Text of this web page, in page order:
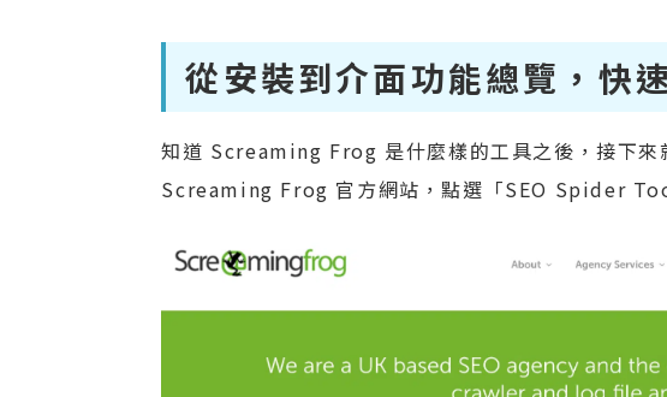
從安裝到介面功能總覽，
知道 Screaming Frog 是什麼樣的工具之後，接下來
Screaming Frog 官方網站，點選「SEO Spider